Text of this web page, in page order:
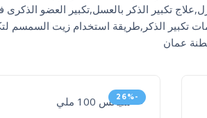
تكبير الذكر بالعسل,تكبير العضو الذكرى
تكبير الذكر,طريقة استخدام زيت السمسم
عمان
-26%